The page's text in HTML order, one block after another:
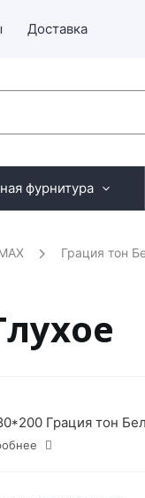
Доставка
фурнитура
Грация тон
Грация тон